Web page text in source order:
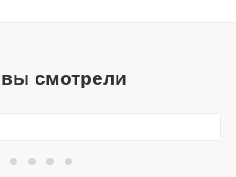
смотрели